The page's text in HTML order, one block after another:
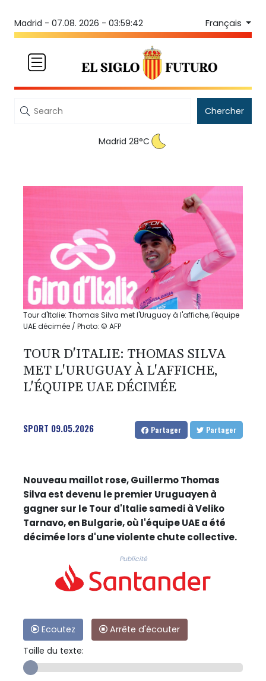
Madrid - 07.08. 2026 - 03:59:42 Français
Chercher
Madrid 28°C
Tour d'Italie: Thomas Silva met l'Uruguay à l'affiche, l'équipe
UAE décimée / Photo: © AFP
TOUR D'ITALIE: THOMAS SILVA
MET L'URUGUAY À L'AFFICHE,
L'ÉQUIPE UAE DÉCIMÉE
SPORT 09.05.2026 Partager Partager
Nouveau maillot rose, Guillermo Thomas
Silva est devenu le premier Uruguayen à
gagner sur le Tour d'Italie samedi à Veliko
Tarnavo, en Bulgarie, où l'équipe UAE a été
décimée lors d'une violente chute collective.
Publicité
Ecoutez
Arrête d'écouter
Taille du texte: